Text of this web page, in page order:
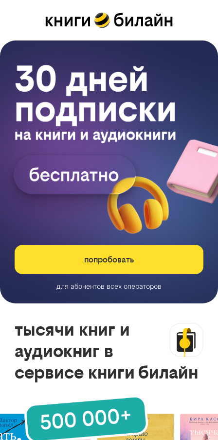
попробовать
для абонентов всех операторов
тысячи книг и
аудиокниг в
сервисе книги билайн